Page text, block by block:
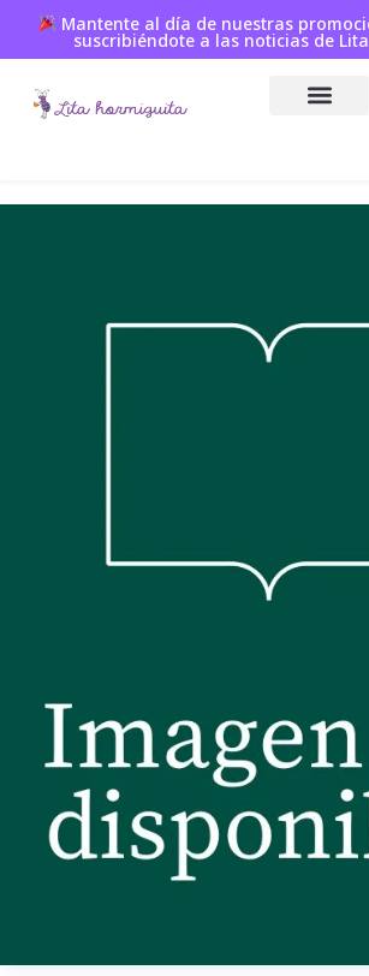
Mantente al día de nuestras
suscribiéndote a las noticias de Lita